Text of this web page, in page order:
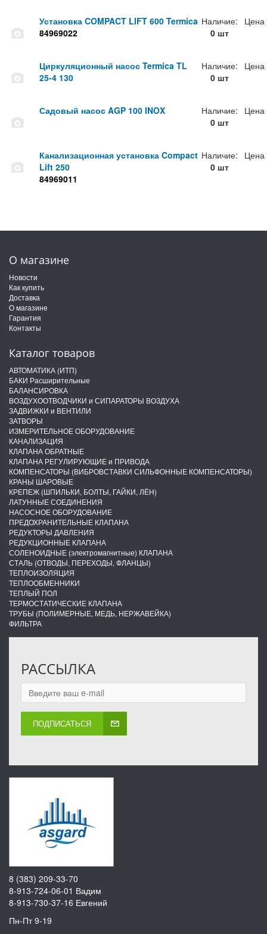
Установка COMPACT LIFT 600 Termica
84969022
Наличие:
0 шт
Цена
Циркуляционный насос Termica TL
25-4 130
Наличие:
0 шт
Цена
Садовый насос AGP 100 INOX
Наличие:
0 шт
Цена
Канализационная установка Compact
Lift 250
84969011
Наличие:
0 шт
Цена
О магазине
Новости
Как купить
Доставка
О магазине
Гарантия
Контакты
Каталог товаров
АВТОМАТИКА (ИТП)
БАКИ Расширительные
БАЛАНСИРОВКА
ВОЗДУХООТВОДЧИКИ и СИПАРАТОРЫ ВОЗДУХА
ЗАДВИЖКИ и ВЕНТИЛИ
ЗАТВОРЫ
ИЗМЕРИТЕЛЬНОЕ ОБОРУДОВАНИЕ
КАНАЛИЗАЦИЯ
КЛАПАНА ОБРАТНЫЕ
КЛАПАНА РЕГУЛИРУЮЩИЕ и ПРИВОДА
КОМПЕНСАТОРЫ (ВИБРОВСТАВКИ СИЛЬФОННЫЕ КОМПЕНСАТОРЫ)
КРАНЫ ШАРОВЫЕ
КРЕПЕЖ (ШПИЛЬКИ, БОЛТЫ, ГАЙКИ, ЛЁН)
ЛАТУННЫЕ СОЕДИНЕНИЯ
НАСОСНОЕ ОБОРУДОВАНИЕ
ПРЕДОХРАНИТЕЛЬНЫЕ КЛАПАНА
РЕДУКТОРЫ ДАВЛЕНИЯ
РЕДУКЦИОННЫЕ КЛАПАНА
СОЛЕНОИДНЫЕ (электромагнитные) КЛАПАНА
СТАЛЬ (ОТВОДЫ, ПЕРЕХОДЫ, ФЛАНЦЫ)
ТЕПЛОИЗОЛЯЦИЯ
ТЕПЛООБМЕННИКИ
ТЕПЛЫЙ ПОЛ
ТЕРМОСТАТИЧЕСКИЕ КЛАПАНА
ТРУБЫ (ПОЛИМЕРНЫЕ, МЕДЬ, НЕРЖАВЕЙКА)
ФИЛЬТРА
РАССЫЛКА
ПОДПИСАТЬСЯ
8 (383) 209-33-70
8-913-724-06-01 Вадим
8-913-730-37-16 Евгений
Пн-Пт 9-19